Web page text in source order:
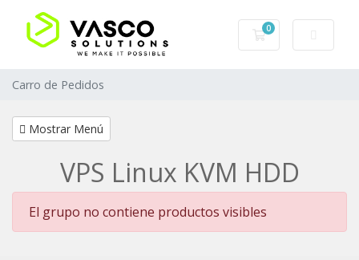
0
Carro de Pedidos
Carro de Pedidos
Mostrar Menú
VPS Linux KVM HDD
El grupo no contiene productos visibles